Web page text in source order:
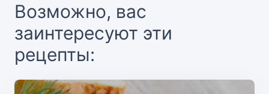
Возможно, вас
заинтересуют эти
рецепты: